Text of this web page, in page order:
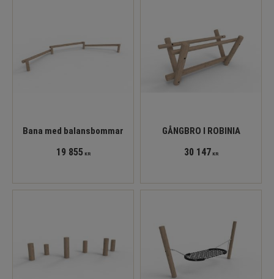
Bana med balansbommar
19 855 KR
GÅNGBRO I ROBINIA
30 147 KR